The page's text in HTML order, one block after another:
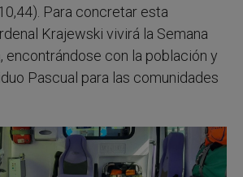
Para concretar esta
Krajewski vivirá la Semana
encontrándose con la población y
Pascual para las comunidades